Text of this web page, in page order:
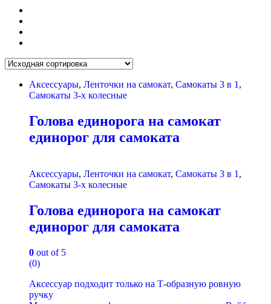
Аксессуары, Ленточки на самокат, Самокаты 3 в 1 ,
Самокаты 3-х колесные
Голова единорога на самокат
единорог для самоката
Аксессуары, Ленточки на самокат, Самокаты 3 в 1 ,
Самокаты 3-х колесные
Голова единорога на самокат
единорог для самоката
0 out of 5
(0)
Аксессуар подходит только на Т-образную ровную
ручку